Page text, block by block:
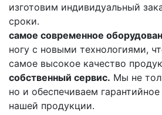
изготовим индивидуальный
сроки.
самое современное
ногу с новыми технологиями,
самое высокое качество
собственный сервис. Мы не
но и обеспечиваем
нашей продукции.